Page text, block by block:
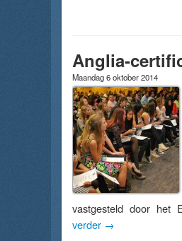
Anglia-
Maandag 6 oktober 2014
vastgesteld door het
verder →